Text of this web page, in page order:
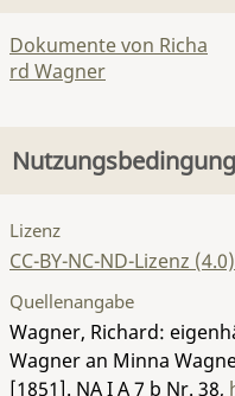
Dokumente von Richa
rd Wagner
Lizenz
CC-BY-NC-ND-Lizenz (4.0)
Quellenangabe
Wagner, Richard:
Wagner an Minna
[1851]. NA I A 7 b Nr. 38,